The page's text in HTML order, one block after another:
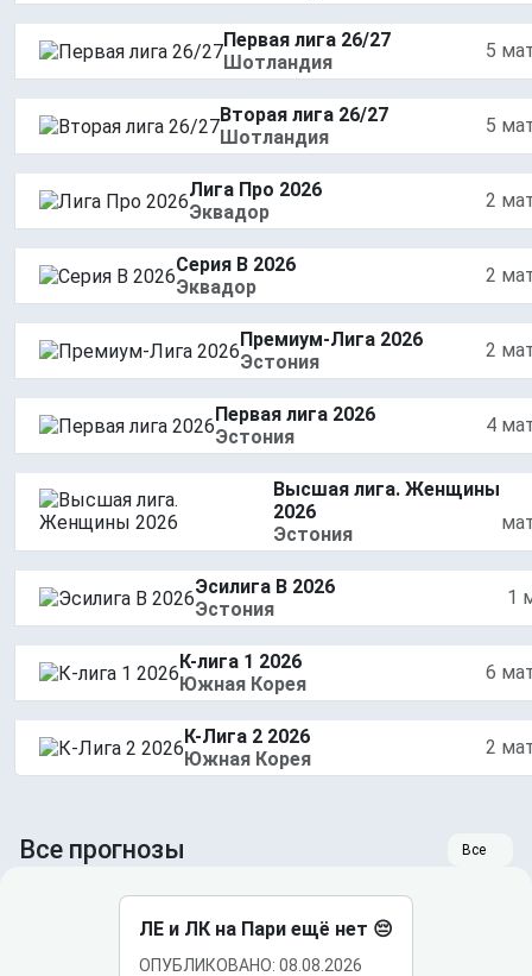
Первая лига 26/27
Шотландия
5
Вторая лига 26/27
Шотландия
5
Лига Про 2026
Эквадор
2
Серия B 2026
Эквадор
2
Премиум-Лига 2026
Эстония
2
Первая лига 2026
Эстония
4
Высшая лига. Женщины
2026
Эстония
Эсилига B 2026
Эстония
1
К-лига 1 2026
Южная Корея
6
К-Лига 2 2026
Южная Корея
2
Все прогнозы Все
ЛЕ и ЛК на Пари ещё нет 😔
ОПУБЛИКОВАНО: 08.08.2026